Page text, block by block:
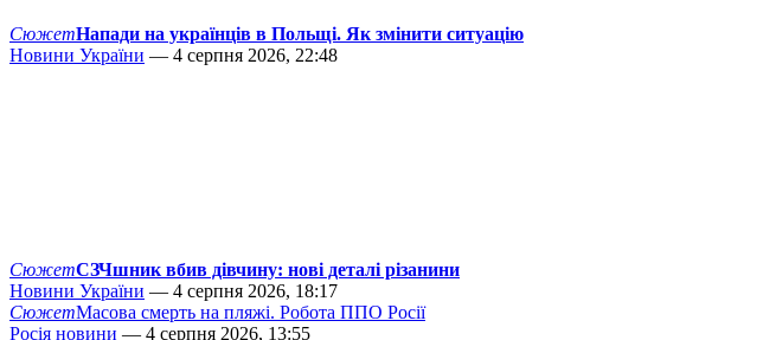
СюжетНапади на українців в Польщі. Як змінити ситуацію
Новини України — 4 серпня 2026, 22:48
СюжетСЗЧшник вбив дівчину: нові деталі різанини
Новини України — 4 серпня 2026, 18:17
СюжетМасова смерть на пляжі. Робота ППО Росії
Росія новини — 4 серпня 2026, 13:55